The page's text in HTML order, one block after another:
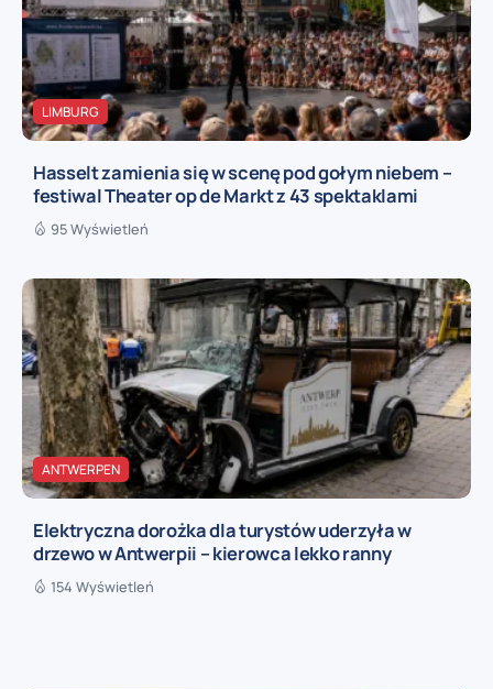
LIMBURG
Hasselt zamienia się w scenę pod gołym niebem –
festiwal Theater op de Markt z 43 spektaklami
95 Wyświetleń
ANTWERPEN
Elektryczna dorożka dla turystów uderzyła w
drzewo w Antwerpii – kierowca lekko ranny
154 Wyświetleń